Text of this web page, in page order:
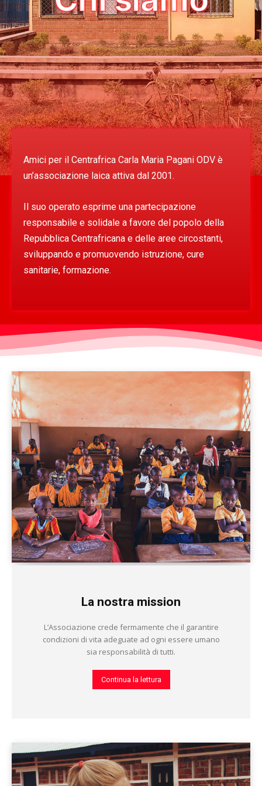
Amici per il Centrafrica Carla Maria Pagani ODV è
un’associazione laica attiva dal 2001.
Il suo operato esprime una partecipazione
responsabile e solidale a favore del popolo della
Repubblica Centrafricana e delle aree circostanti,
sviluppando e promuovendo istruzione, cure
sanitarie, formazione.
La nostra mission
L’Associazione crede fermamente che il garantire
condizioni di vita adeguate ad ogni essere umano
sia responsabilità di tutti.
Continua la lettura